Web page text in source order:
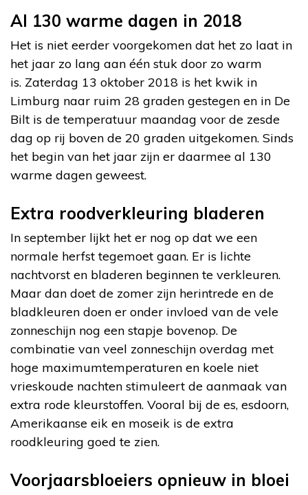
Al 130 warme dagen in 2018
Het is niet eerder voorgekomen dat het zo laat in
het jaar zo lang aan één stuk door zo warm
is. Zaterdag 13 oktober 2018 is het kwik in
Limburg naar ruim 28 graden gestegen en in De
Bilt is de temperatuur maandag voor de zesde
dag op rij boven de 20 graden uitgekomen. Sinds
het begin van het jaar zijn er daarmee al 130
warme dagen geweest.
Extra roodverkleuring bladeren
In september lijkt het er nog op dat we een
normale herfst tegemoet gaan. Er is lichte
nachtvorst en bladeren beginnen te verkleuren.
Maar dan doet de zomer zijn herintrede en de
bladkleuren doen er onder invloed van de vele
zonneschijn nog een stapje bovenop. De
combinatie van veel zonneschijn overdag met
hoge maximumtemperaturen en koele niet
vrieskoude nachten stimuleert de aanmaak van
extra rode kleurstoffen. Vooral bij de es, esdoorn,
Amerikaanse eik en moseik is de extra
roodkleuring goed te zien.
Voorjaarsbloeiers opnieuw in bloei